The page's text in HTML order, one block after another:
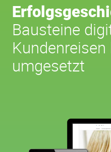
Bausteine
umgesetzt